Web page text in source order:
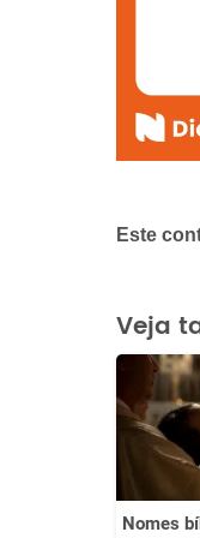
Este
Este
Este
Outro
Veja
Nomes